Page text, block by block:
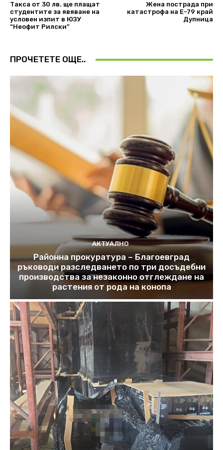
Такса от 30 лв. ще плащат
студентите за явяване на
условен изпит в ЮЗУ
“Неофит Рилски”
Жена пострада при
катастрофа на Е-79 край
Дупница
ПРОЧЕТЕТЕ ОЩЕ..
АКТУАЛНО
Районна прокуратура – Благоевград
ръководи разследването по три досъдебни
производства за незаконно отглеждане на
растения от рода на конопа